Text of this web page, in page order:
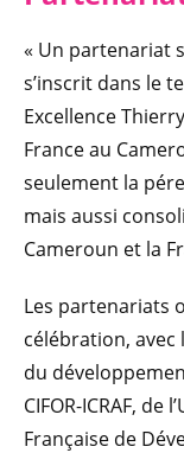
« Un partenariat
s’inscrit dans le
Excellence
France au
seulement la
mais aussi
Cameroun et la
Les partenariats
célébration,
du
CIFOR-ICRAF, de
Française de